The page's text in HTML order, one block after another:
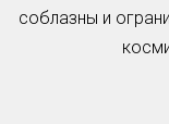
соблазны и